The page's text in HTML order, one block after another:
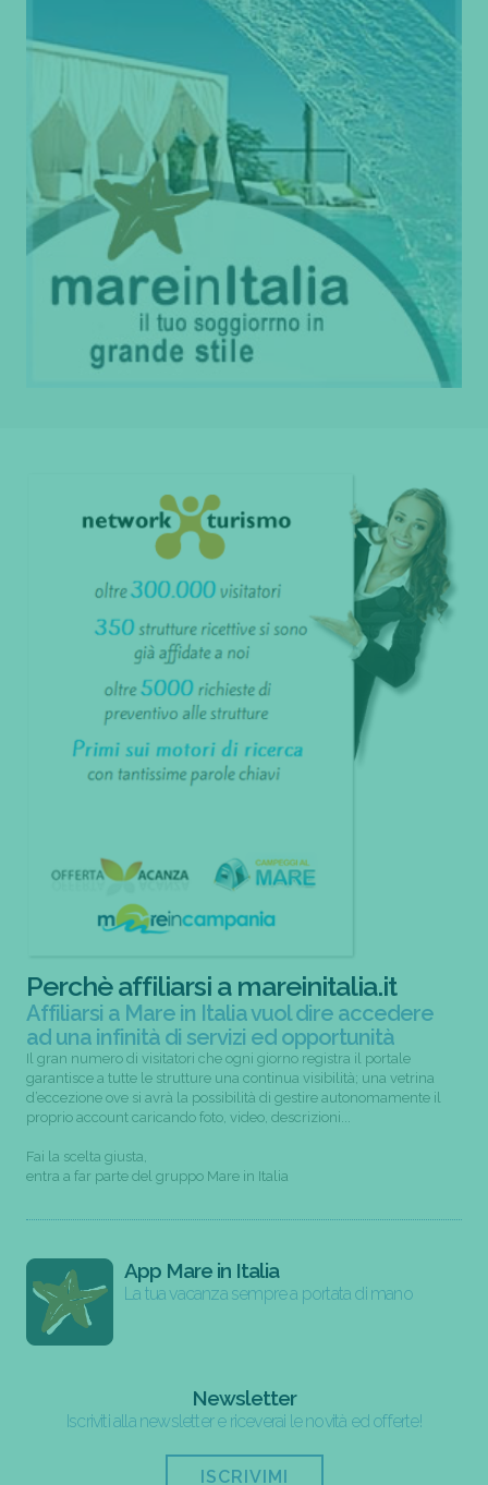
Perchè affiliarsi a mareinitalia.it
Affiliarsi a Mare in Italia vuol dire accedere
ad una infinità di servizi ed opportunità
Il gran numero di visitatori che ogni giorno registra il portale
garantisce a tutte le strutture una continua visibilità; una vetrina
d’eccezione ove si avrà la possibilità di gestire autonomamente il
proprio account caricando foto, video, descrizioni...
Fai la scelta giusta,
entra a far parte del gruppo Mare in Italia
App Mare in Italia
La tua vacanza sempre a portata di mano
Newsletter
Iscriviti alla newsletter e riceverai le novità ed offerte!
ISCRIVIMI